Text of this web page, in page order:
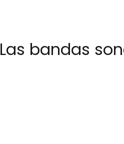
Las bandas